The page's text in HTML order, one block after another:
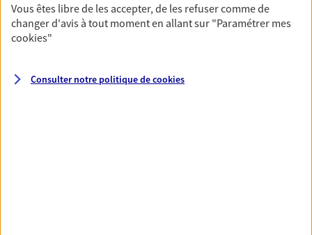
Prévoyance
contrat prévoyance. Préservez vos proches en cas
Vous êtes libre de les accepter, de les refuser comme de
changer d'avis à tout moment en allant sur "Paramétrer mes
cookies"
Consulter notre politique decookies